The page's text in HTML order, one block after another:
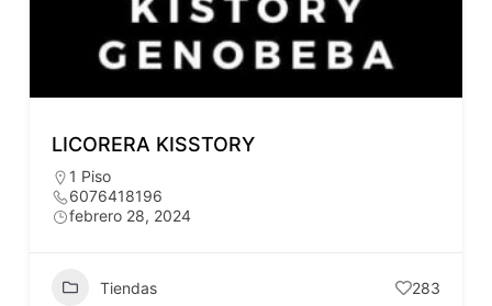
LICORERA KISSTORY
1 Piso
6076418196
febrero 28, 2024
Tiendas 283